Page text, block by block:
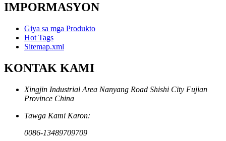
IMPORMASYON
Giya sa mga Produkto
Hot Tags
Sitemap.xml
KONTAK KAMI
Xingjin Industrial Area Nanyang Road Shishi City Fujian
Province China
Tawga Kami Karon:
0086-13489709709